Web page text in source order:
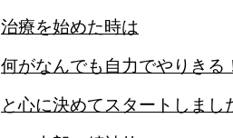
治療を始めた時は
何がなんでも自力でやりきる
と心に決めてスタートしまし